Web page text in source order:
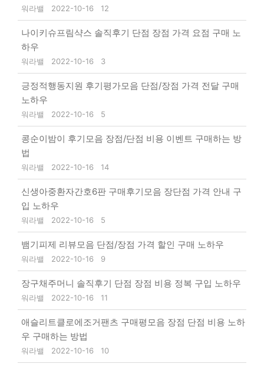
워라밸 2022-10-16 12
나이키슈프림샥스 솔직후기 단점 장점 가격 요점 구매 노
하우
워라밸 2022-10-16 3
긍정적행동지원 후기평가모음 단점/장점 가격 전달 구매
노하우
워라밸 2022-10-16 5
콩순이밤이 후기모음 장점/단점 비용 이벤트 구매하는 방
법
워라밸 2022-10-16 14
신생아중환자간호6판 구매후기모음 장단점 가격 안내 구
입 노하우
워라밸 2022-10-16 5
뱀기피제 리뷰모음 단점/장점 가격 할인 구매 노하우
워라밸 2022-10-16 9
장구채주머니 솔직후기 단점 장점 비용 정복 구입 노하우
워라밸 2022-10-16 11
애슬리트클로에조거팬츠 구매평모음 장점 단점 비용 노하
우 구매하는 방법
워라밸 2022-10-16 10